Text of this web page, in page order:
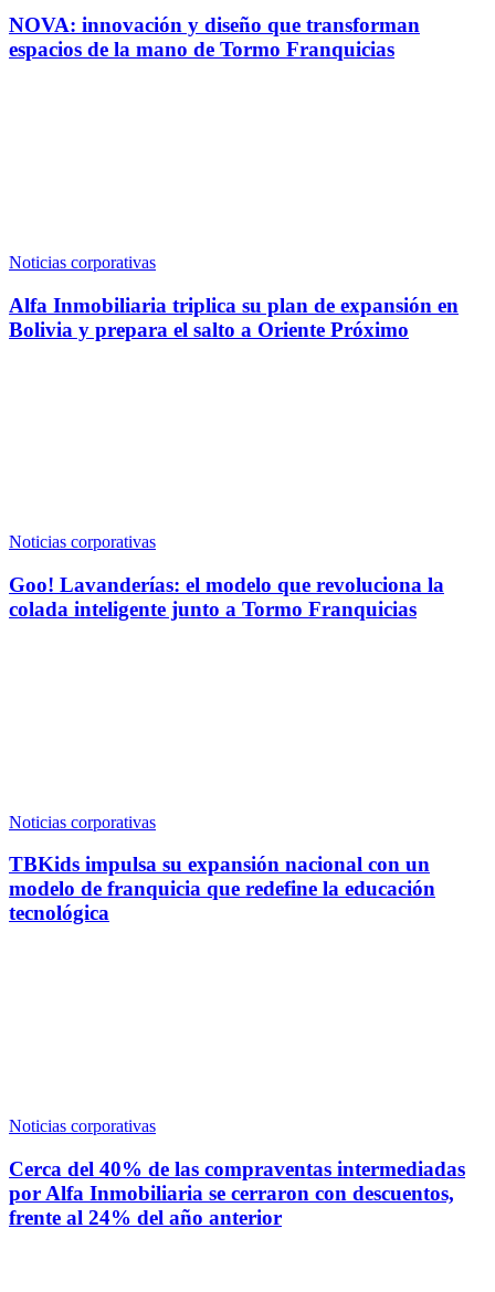
NOVA: innovación y diseño que transforman
espacios de la mano de Tormo Franquicias
Noticias corporativas
Alfa Inmobiliaria triplica su plan de expansión en
Bolivia y prepara el salto a Oriente Próximo
Noticias corporativas
Goo! Lavanderías: el modelo que revoluciona la
colada inteligente junto a Tormo Franquicias
Noticias corporativas
TBKids impulsa su expansión nacional con un
modelo de franquicia que redefine la educación
tecnológica
Noticias corporativas
Cerca del 40% de las compraventas intermediadas
por Alfa Inmobiliaria se cerraron con descuentos,
frente al 24% del año anterior